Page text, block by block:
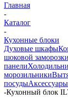
Главная
-
Каталог
-
Кухонные блоки
Духовые шкафы
шоковой заморозки
панели
морозильники
посудыАксессуары
-Кухонный блок